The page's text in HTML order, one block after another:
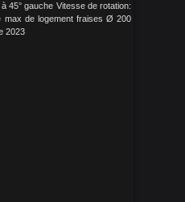
45° gauche Vitesse de rotation:
max de logement fraises Ø 200
2023